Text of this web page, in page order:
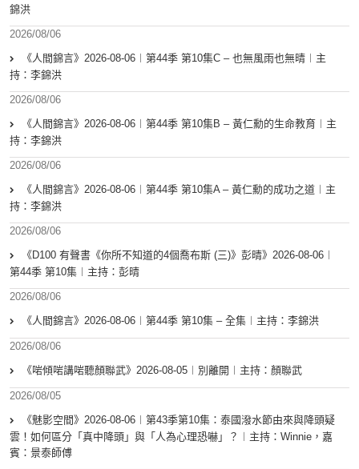
錦洪
2026/08/06
《人間錦言》2026-08-06︱第44季 第10集C – 也無風雨也無晴︱主
持：李錦洪
2026/08/06
《人間錦言》2026-08-06︱第44季 第10集B – 黃仁勳的生命教育︱主
持：李錦洪
2026/08/06
《人間錦言》2026-08-06︱第44季 第10集A – 黃仁勳的成功之道︱主
持：李錦洪
2026/08/06
《D100 有聲書《你所不知道的4個喬布斯 (三)》彭晴》2026-08-06︱
第44季 第10集︱主持：彭晴
2026/08/06
《人間錦言》2026-08-06︱第44季 第10集 – 全集︱主持：李錦洪
2026/08/06
《啱傾啱講啱聽顏聯武》2026-08-05︱別離開︱主持：顏聯武
2026/08/05
《魅影空間》2026-08-06︱第43季第10集：泰國潑水節由來與降頭疑
雲！如何區分「真中降頭」與「人為心理恐嚇」？︱主持：Winnie，嘉
賓：景泰師傅